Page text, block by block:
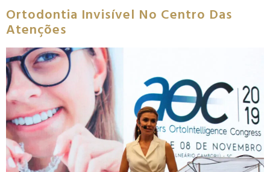
Ortodontia Invisível No Centro Das
Atenções